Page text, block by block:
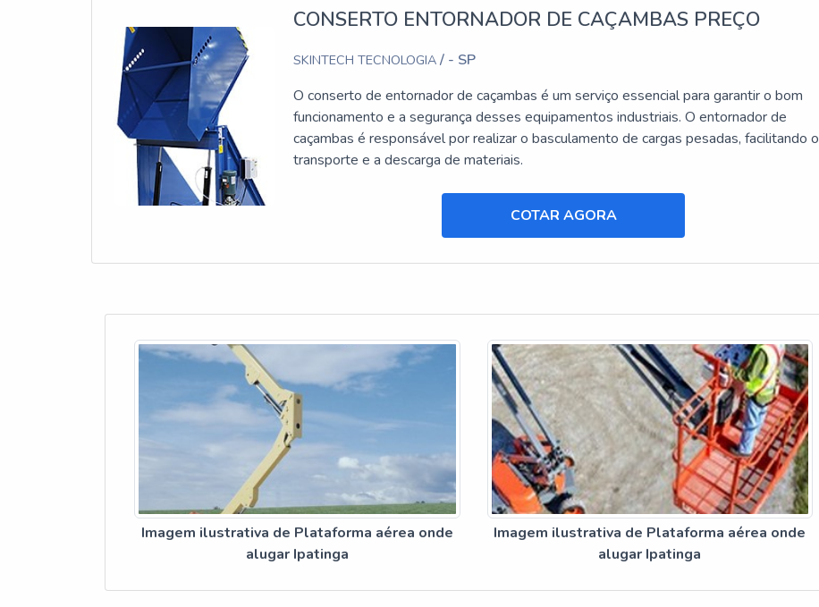
CONSERTO ENTORNADOR DE CAÇAMBAS PREÇO
SKINTECH TECNOLOGIA/ - SP
O conserto de entornador de caçambas é um serviço essencial para garantir o bom
funcionamento e a segurança desses equipamentos industriais. O entornador de
caçambas é responsável por realizar o basculamento de cargas pesadas, facilitando o
transporte e a descarga de materiais.
COTAR AGORA
Imagem ilustrativa de Plataforma aérea onde
alugar Ipatinga
Imagem ilustrativa de Plataforma aérea onde
alugar Ipatinga